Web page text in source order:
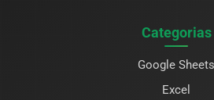
Categorias
Google Sheets
Excel